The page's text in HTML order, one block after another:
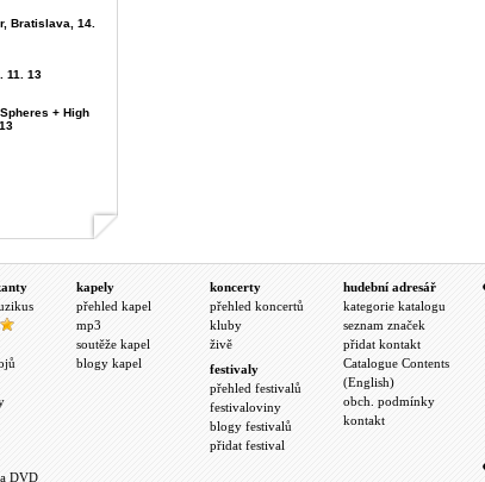
Bratislava, 14.
11. 13
+ High
DVD
kapely
přehled kapel
mp3
soutěže kapel
blogy kapel
koncerty
přehled koncertů
kluby
živě
festivaly
přehled festivalů
festivaloviny
blogy festivalů
přidat festival
hudební adresář
kategorie katalogu
seznam značek
přidat kontakt
Catalogue Contents
(English)
obch. podmínky
kontakt